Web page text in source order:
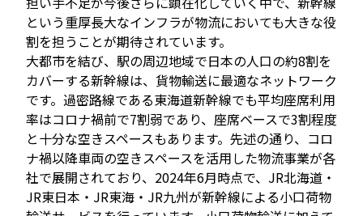
という重厚長大なインフラが物流においても大きな役
割を担うことが期待されています。
大都市を結び、駅の周辺地域で日本の人口の約8割を
カバーする新幹線は、貨物輸送に最適なネットワーク
です。過密路線である東海道新幹線でも平均座席利用
率はコロナ禍前で7割弱であり、座席ベースで3割程度
と十分な空きスペースもあります。先述の通り、コロ
ナ禍以降車両の空きスペースを活用した物流事業が各
社で展開されており、2024年6月時点で、JR北海道・
JR東日本・JR東海・JR九州が新幹線による小口荷物